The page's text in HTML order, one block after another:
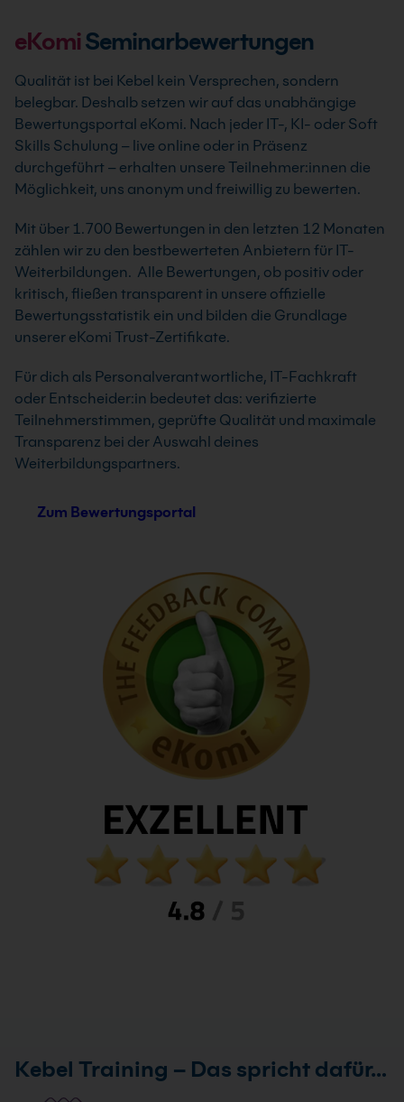
eKomiSeminarbewertungen
Qualität ist bei Kebel kein Versprechen, sondern
belegbar. Deshalb setzen wir auf das unabhängige
Bewertungsportal eKomi. Nach jeder IT-, KI- oder Soft
Skills Schulung – live online oder in Präsenz
durchgeführt – erhalten unsere Teilnehmer:innen die
Möglichkeit, uns anonym und freiwillig zu bewerten.
Mit über 1.700 Bewertungen in den letzten 12 Monaten
zählen wir zu den bestbewerteten Anbietern für IT-
Weiterbildungen. Alle Bewertungen, ob positiv oder
kritisch, fließen transparent in unsere offizielle
Bewertungsstatistik ein und bilden die Grundlage
unserer eKomi Trust-Zertifikate.
Für dich als Personalverantwortliche, IT-Fachkraft
oder Entscheider:in bedeutet das: verifizierte
Teilnehmerstimmen, geprüfte Qualität und maximale
Transparenz bei der Auswahl deines
Weiterbildungspartners.
Zum Bewertungsportal
Kebel Training – Das spricht dafür…